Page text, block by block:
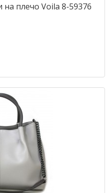
на плечо Voila 8-59376